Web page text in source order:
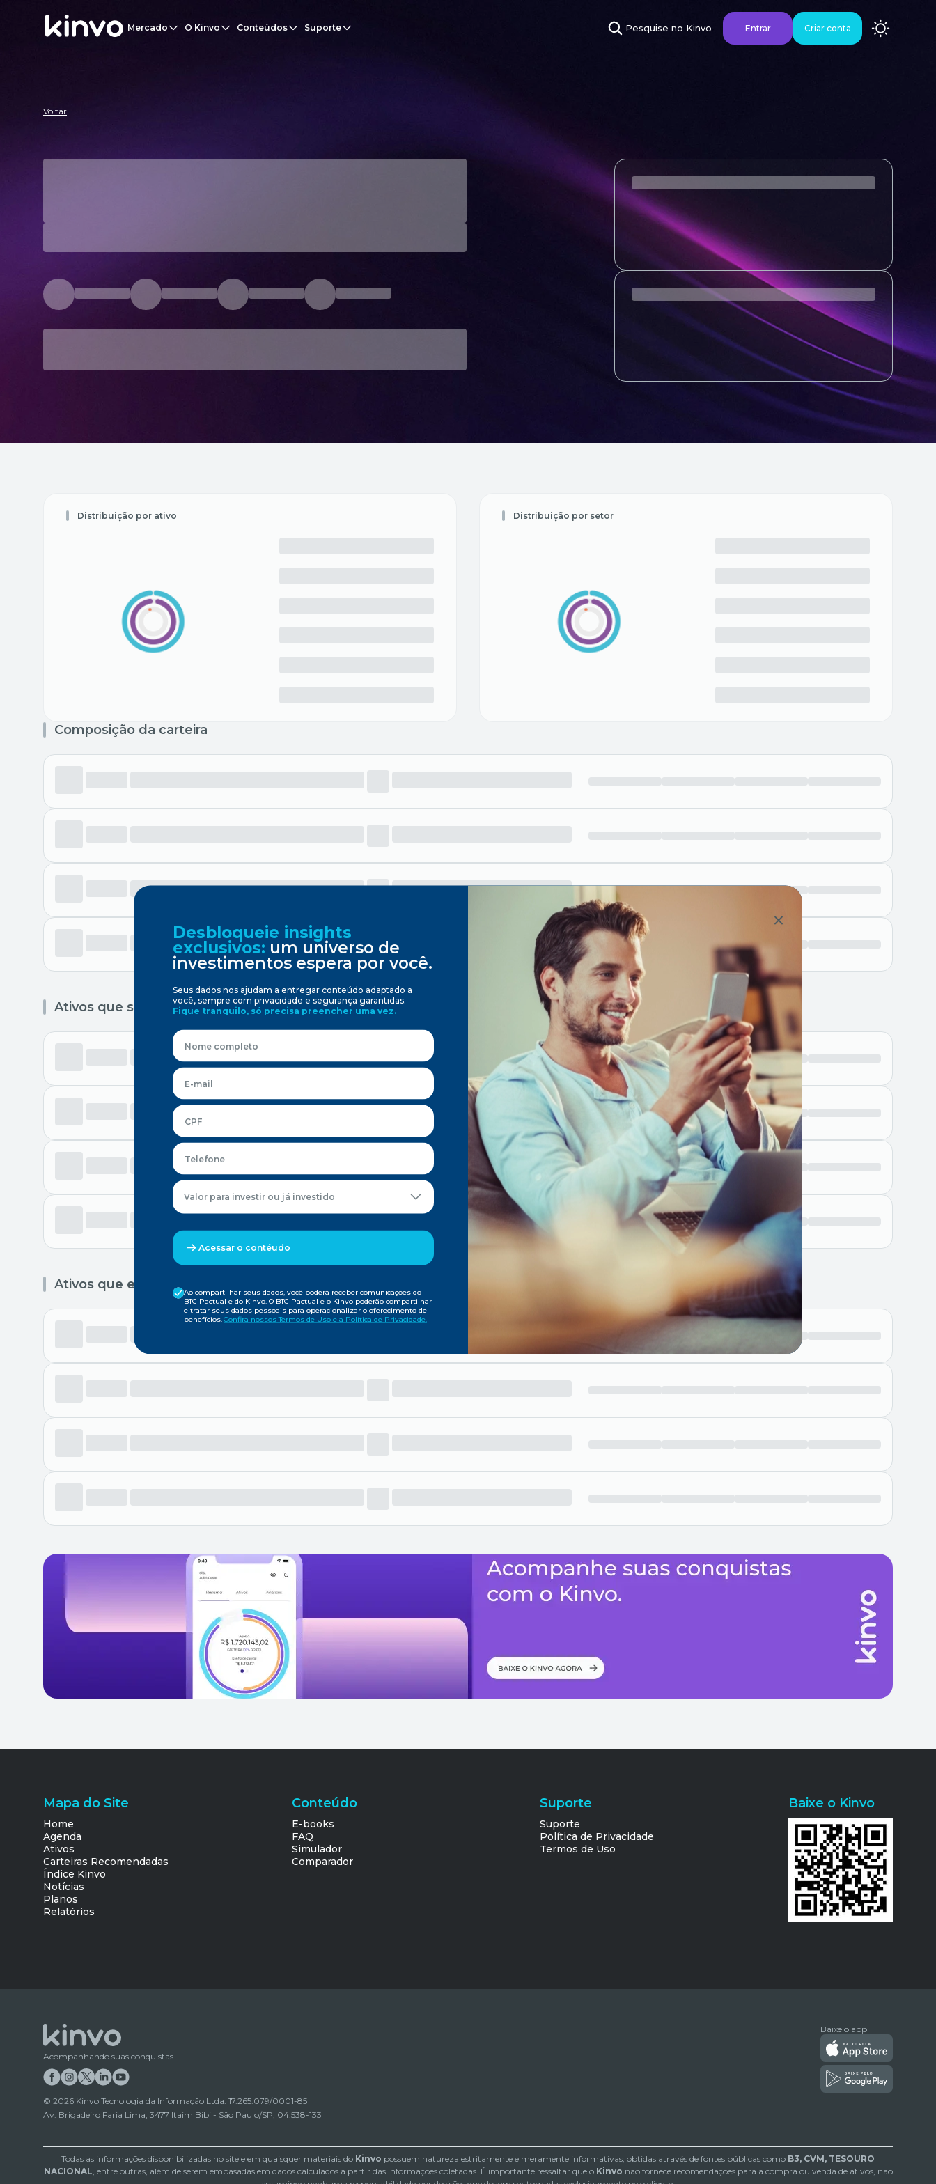
Mercado O Kinvo Conteúdos Suporte Pesquise no Kinvo Entrar Criar conta
Voltar
Distribuição por ativo Distribuição por setor
Composição da carteira
Ativos que saíram da carteira
Ativos que entraram na carteira
Mapa do Site
Home
Agenda
Ativos
Carteiras Recomendadas
Índice Kinvo
Notícias
Planos
Relatórios
Conteúdo
E-books
FAQ
Simulador
Comparador
Suporte
Suporte
Política de Privacidade
Termos de Uso
Baixe o Kinvo
Acompanhando suas conquistas
Baixe o app
© 2026 Kinvo Tecnologia da Informação Ltda. 17.265.079/0001-85
Av. Brigadeiro Faria Lima, 3477 Itaim Bibi - São Paulo/SP, 04.538-133
Todas as informações disponibilizadas no site e em quaisquer materiais do Kinvo possuem natureza estritamente e meramente informativas, obtidas através de fontes públicas como B3, CVM, TESOURO
NACIONAL , entre outras, além de serem embasadas em dados calculados a partir das informações coletadas. É importante ressaltar que o Kinvo não fornece recomendações para a compra ou venda de ativos, não
Desbloqueie insights
exclusivos: um universo de
investimentos espera por você.
Seus dados nos ajudam a entregar conteúdo adaptado a
você, sempre com privacidade e segurança garantidas.
Fique tranquilo, só precisa preencher uma vez.
Valor para investir ou já investido
Acessar o contéudo
Ao compartilhar seus dados, você poderá receber comunicações do
BTG Pactual e do Kinvo. O BTG Pactual e o Kinvo poderão compartilhar
e tratar seus dados pessoais para operacionalizar o oferecimento de
benefícios. Confira nossos Termos de Uso e a Política de Privacidade.